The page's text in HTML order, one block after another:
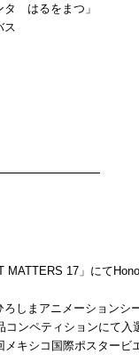
タ はるをまつ」
ス
MATTERS 17」にて
ろしまアニメーションシ
コンペティションにて入
メキシコ国際ポスタービ